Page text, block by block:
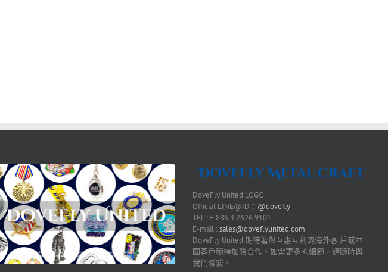
DoveFly United LOGO
Official LINE@ID： @dovefly
TEL : + 886 4 2626 9101
E-mail :sales@doveflyunited.com
DoveFly United 期待著與互惠互利的海外客 戶或本
國客戶積極加強合作。如需更多的細節，請隨時與
我們聯繫。